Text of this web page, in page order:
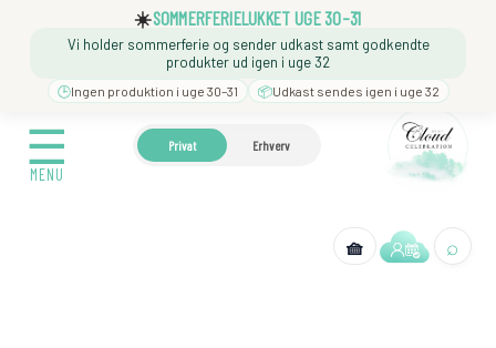
☀️SOMMERFERIELUKKET UGE 30–31
Vi holder sommerferie og sender udkast samt godkendte
produkter ud igen i uge 32
🕒Ingen produktion i uge 30–31 📦Udkast sendes igen i uge 32
☰
MENU
Privat Erhverv
🧺 ⌕
🍼 BARNEDÅB ❓️ BESØG VORES